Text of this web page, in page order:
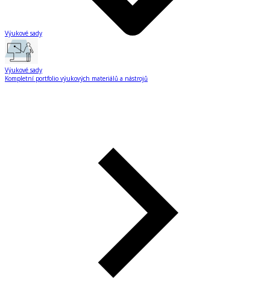
Výukové sady
Výukové sady
Kompletní portfolio výukových materiálů a nástrojů